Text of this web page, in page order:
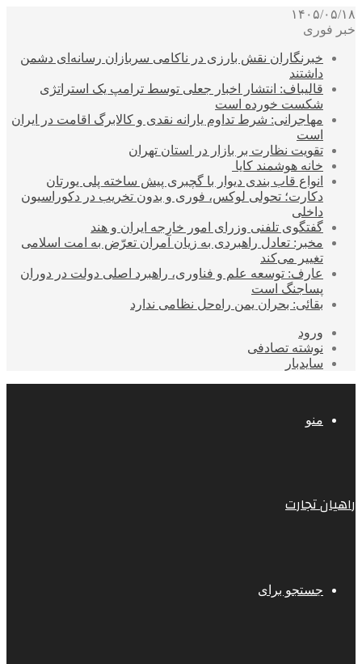
۱۴۰۵/۰۵/۱۸
خبر فوری
خبرنگاران نقش بارزی در ناکامی سربازان رسانه‌ای دشمن
داشتند
قالیباف: انتشار اخبار جعلی توسط ترامپ یک استراتژی
شکست خورده است
مهاجرانی: شرط تداوم یارانه نقدی و کالابرگ اقامت در ایران
است
تقویت نظارت بر بازار در استان تهران
خانه هوشمند کایا
انواع قاب بندی دیوار با گچبری پیش ساخته پلی یورتان
دکارت؛ تحولی لوکس، فوری و بدون تخریب در دکوراسیون
داخلی
گفتگوی تلفنی وزرای امور خارجه ایران و هند
مخبر: تعادل راهبردی به زیان آمران تعرّض به امت اسلامی
تغییر می‌کند
عارف: توسعه علم و فناوری، راهبرد اصلی دولت در دوران
پساجنگ است
بقائی: بحران یمن راه‌حل نظامی ندارد
ورود
نوشته تصادفی
سایدبار
منو
راهیان تجارت
جستجو برای